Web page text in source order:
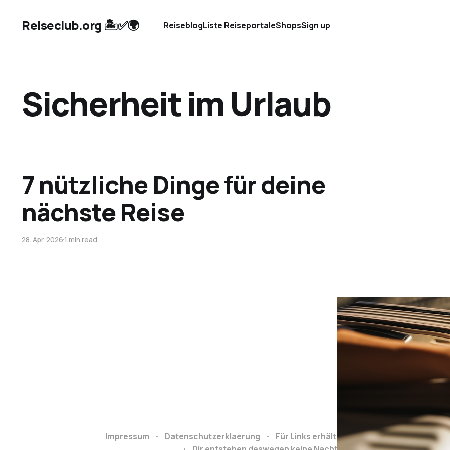
Reiseclub.org 🏝️✅🌍 ReiseblogListe ReiseportaleShopsSign up
Sicherheit im Urlaub
7 nützliche Dinge für deine
nächste Reise
28. Apr. 20261 min read
Impressum Datenschutzerklaerung Für Links erhält Reiseclub.org bei Buchung